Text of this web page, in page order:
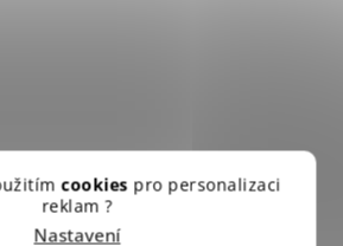
cookies pro personalizaci
reklam ?
Nastavení